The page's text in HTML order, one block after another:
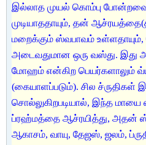
இல்லாத முயல் கொம்பு
முடியாததாயும், தன்
மறைக்கும் ஸ்வபாவம்
அடைவதுமான ஒரு வஸ்து.
மோஹம் என்கிற பெயர்களாலும்
(கையாளப்படும்). சில
சொல்லுகிறபடியால், இந்த
ப்ரஹ்மத்தை ஆச்ரயித்து, அதன்
ஆகாசம், வாயு, தேஜஸ், ஜலம்,